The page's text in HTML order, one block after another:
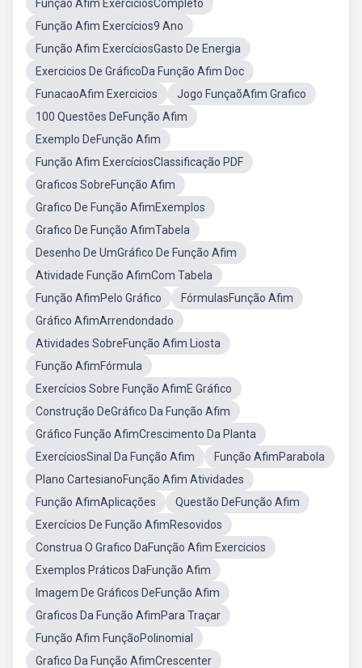
Função Afim ExercíciosCompleto
Função Afim Exercícios9 Ano
Função Afim ExercíciosGasto De Energia
Exercicios De GráficoDa Função Afim Doc
FunacaoAfim Exercicios
Jogo FunçaõAfim Grafico
100 Questões DeFunção Afim
Exemplo DeFunção Afim
Função Afim ExercíciosClassificação PDF
Graficos SobreFunção Afim
Grafico De Função AfimExemplos
Grafico De Função AfimTabela
Desenho De UmGráfico De Função Afim
Atividade Função AfimCom Tabela
Função AfimPelo Gráfico
FórmulasFunção Afim
Gráfico AfimArrendondado
Atividades SobreFunção Afim Liosta
Função AfimFórmula
Exercícios Sobre Função AfimE Gráfico
Construção DeGráfico Da Função Afim
Gráfico Função AfimCrescimento Da Planta
ExercíciosSinal Da Função Afim
Função AfimParabola
Plano CartesianoFunção Afim Atividades
Função AfimAplicações
Questão DeFunção Afim
Exercícios De Função AfimResovidos
Construa O Grafico DaFunção Afim Exercicios
Exemplos Práticos DaFunção Afim
Imagem De Gráficos DeFunção Afim
Graficos Da Função AfimPara Traçar
Função Afim FunçãoPolinomial
Grafico Da Função AfimCrescenter